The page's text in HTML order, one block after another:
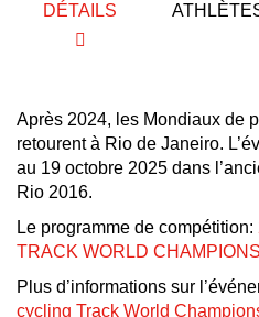
DÉTAILS
Après 2024, les Mondiaux de
retourent à Rio de Janeiro.
au 19 octobre 2025 dans
Rio 2016.
Le programme de compétition:
TRACK WORLD
Plus d’informations sur
cycling Track World